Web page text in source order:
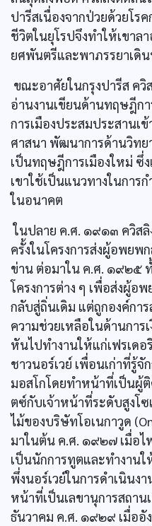
ปารีสเนื่องจากป่วยด้วยโร
ชีวิตในยุโรปจึงทำให้เขา
ยศพันตรีและพาภรรยาเดิ
ขณะอาศัยในกรุงปารีส ควิ
อ่านงานเขียนด้านทฤษฎีก
การเมืองประสมประสานเ
ศาสนา พัฒนาการด้านวิท
เป็นทฤษฎีการเมืองใหม่ ซึ่ง
เขาใช้เป็นแนวทางในการ
ในอนาคต
ในปลาย ค.ศ. ๑๙๑๓ ควิส
ครั้งในโครงการส่งผู้อพย
ข่าน ต่อมาใน ค.ศ. ๑๙๒๕
โครงการต่าง ๆ เพื่อส่งผู้อ
กลับสู่ถิ่นเดิม แต่ถูกองค์กา
ความช่วยเหลือในด้านการ
หันไปทำงานให้แก่เฟรเดอ
ชาวนอร์เวย์ เพื่อนเก่าที่รู้
มอสโกโดยทำหน้าที่เป็นผู้
ตซ์กับเจ้าหน้าที่ระดับสูงโ
ไม้ของบริษัทโอเนกาวูด
มาในต้น ค.ศ. ๑๙๒๗ เมื่อไ
เป็นนักการทูตและทำงาน
พึ่งนอร์เวย์ในการดำเนินง
หน้าที่เป็นเลขานุการสถา
ธันวาคม ค.ศ. ๑๙๒๙ เมื่ออั